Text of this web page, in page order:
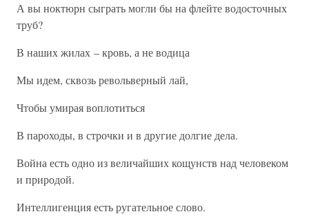
А вы ноктюрн сыграть могли бы на флейте водосточных
труб?
В наших жилах – кровь, а не водица
Мы идем, сквозь револьверный лай,
Чтобы умирая воплотиться
В пароходы, в строчки и в другие долгие дела.
Война есть одно из величайших кощунств над человеком
и природой.
Интеллигенция есть ругательное слово.